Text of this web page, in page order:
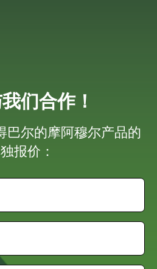
们合作！
巴尔的摩阿穆尔产品的
报价：